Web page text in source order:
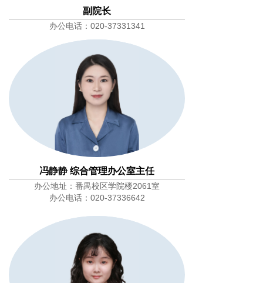
副院长
办公电话：020-37331341
冯静静 综合管理办公室主任
办公地址：番禺校区学院楼2061室
办公电话：020-37336642